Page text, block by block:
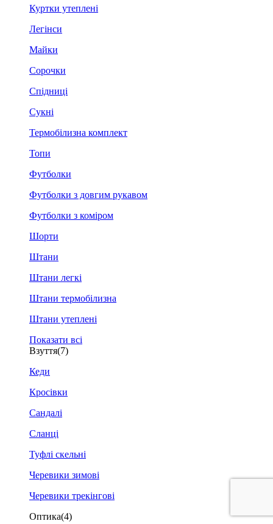
Куртки утеплені
Легінси
Майки
Сорочки
Спідниці
Сукні
Термобілизна комплект
Топи
Футболки
Футболки з довгим рукавом
Футболки з коміром
Шорти
Штани
Штани легкі
Штани термобілизна
Штани утеплені
Показати всі
Взуття(7)
Кеди
Кросівки
Сандалі
Сланці
Туфлі скельні
Черевики зимові
Черевики трекінгові
Оптика(4)